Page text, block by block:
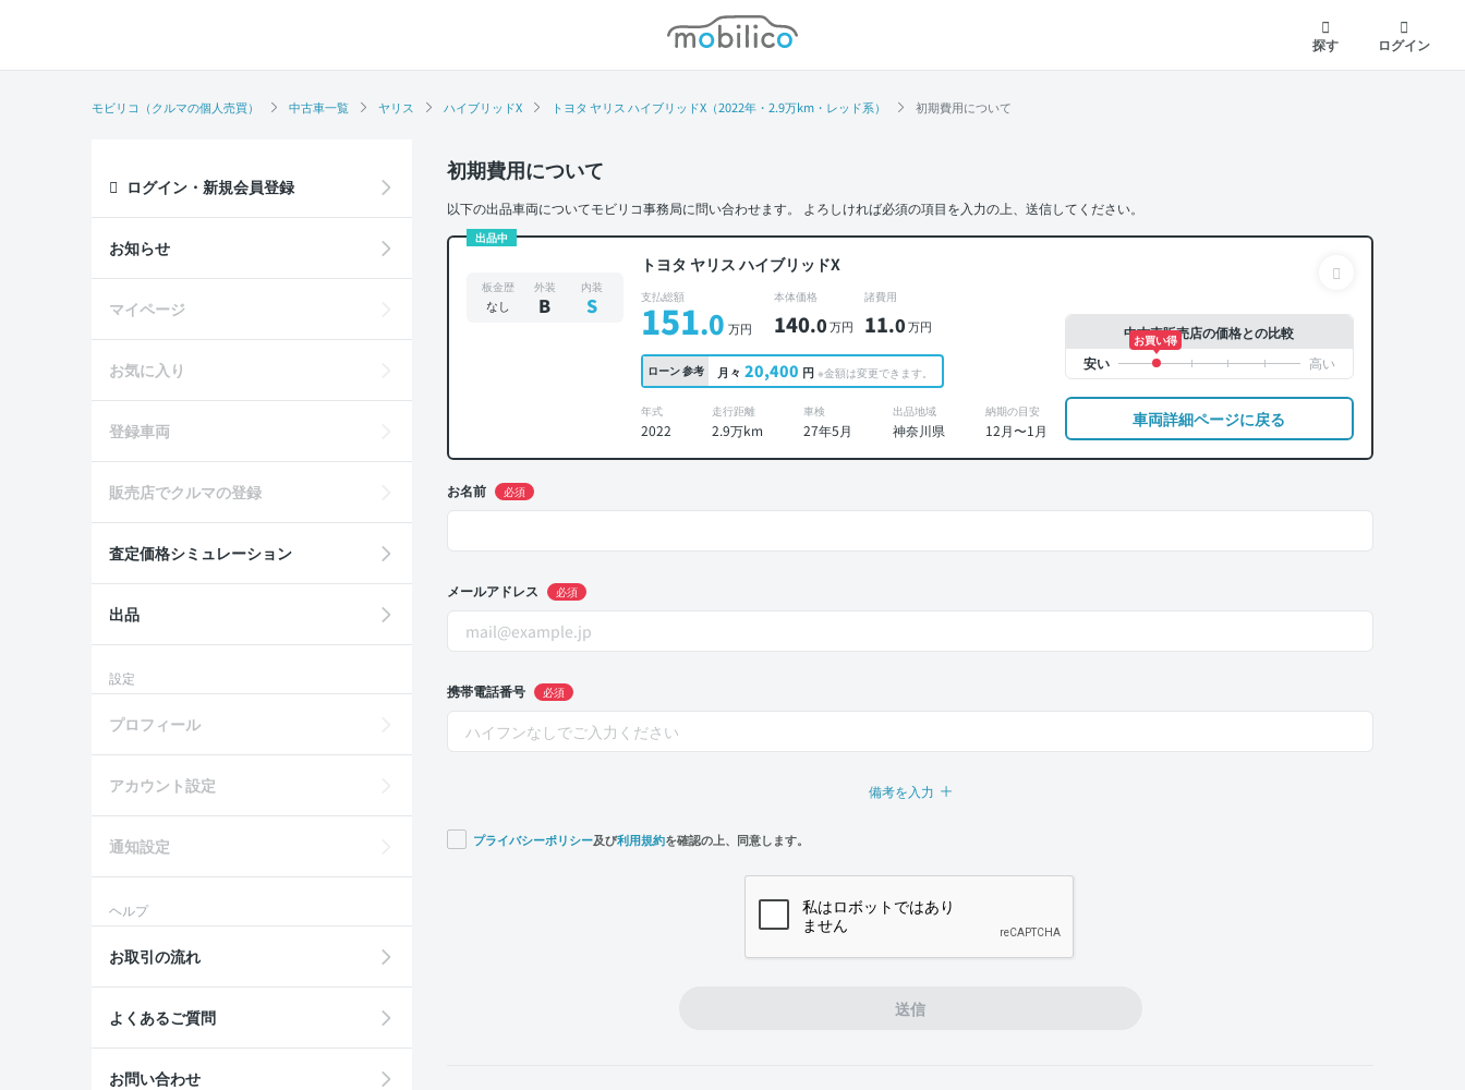
モビリコ
探す
ログイン
モビリコ（クルマの個人売買） 中古車一覧 ヤリス ハイブリッドX トヨタ ヤリス ハイブリッドX（2022年・2.9万km・レッド系） 初期費用について
初期費用について
以下の出品車両についてモビリコ事務局に問い合わせます。 よろしければ必須の項目を入力の上、送信してください。
出品中
トヨタ ヤリス ハイブリッドX
板金歴
なし
外装
B
内装
S 支払総額
151.0 万円
本体価格
140.0万円
諸費用
11.0万円
ローン参考 月々 20,400 円 ※金額は変更できます。
年式
2022
走行距離
2.9万km
車検
27年5月
出品地域
神奈川県
納期の目安
12月〜1月
中古車販売店の価格との比較
お買い得
車両詳細ページに戻る
お名前 必須
メールアドレス 必須
携帯電話番号 必須
備考を入力
プライバシーポリシー及び利用規約を確認の上、同意します。
送信
ログイン・新規会員登録
お知らせ
マイページ
お気に入り
登録車両
販売店でクルマの登録
査定価格シミュレーション
出品
設定
プロフィール
アカウント設定
通知設定
ヘルプ
お取引の流れ
よくあるご質問
お問い合わせ